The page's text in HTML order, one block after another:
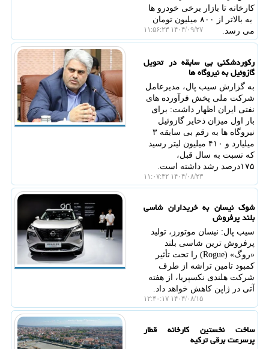
کارخانه تا بازار برخی خودرو ها
به بالاتر از ۸۰۰ میلیون تومان
می رسد.
۱۴۰۴/۰۹/۲۷ ۱۱:۵۶:۲۳
رکوردشکنی بی سابقه در تحویل
گازوئیل به نیروگاه ها
به گزارش سیب پال، مدیرعامل
شرکت ملی پخش فرآورده های
نفتی ایران اظهار داشت: برای
بار اول میزان ذخایر گازوئیل
نیروگاه ها به رقم بی سابقه ۳
میلیارد و ۴۱۰ میلیون لیتر رسید
که نسبت به سال قبل،
۱۷۵درصد رشد داشته است.
۱۴۰۴/۰۸/۲۳ ۱۱:۰۷:۴۲
شوک نیسان به خریداران شاسی
بلند پرفروش
سیب پال: نیسان موتورز، تولید
پرفروش ترین شاسی بلند
«روگ» (Rogue) را تحت تأثیر
کمبود تامین تراشه از طرف
شرکت هلندی نکسپریا، از هفته
آتی در ژاپن کاهش خواهد داد.
۱۴۰۴/۰۸/۱۵ ۱۲:۴۰:۱۷
ساخت نخستین کارخانه قطار
پرسرعت برقی ترکیه